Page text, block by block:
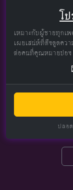
โ
เหมาะกับผู้ชายทุกเ
เผยเสน่ห์ที่ดึงดูดคว
ต่อคนที่คุณหมายปอง
ปลอ